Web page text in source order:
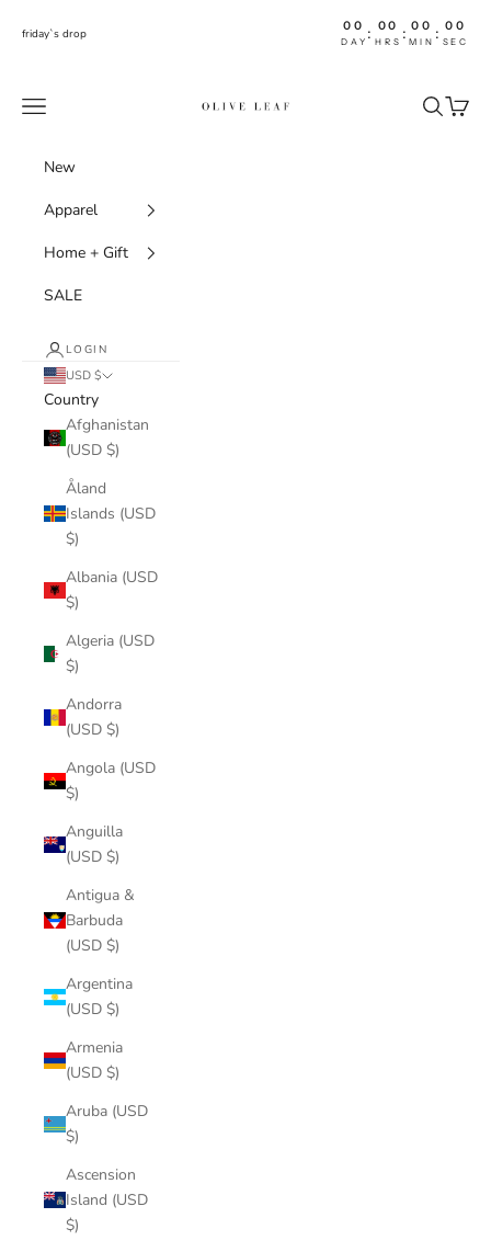
friday`s drop 00
DAY : 00
HRS : 00
MIN : 00
SEC
Navigation menu Search
Cart
New
Apparel
Home + Gift
SALE
LOGIN
USD $
Country
Afghanistan
(USD $)
Åland
Islands (USD
$)
Albania (USD
$)
Algeria (USD
$)
Andorra
(USD $)
Angola (USD
$)
Anguilla
(USD $)
Antigua &
Barbuda
(USD $)
Argentina
(USD $)
Armenia
(USD $)
Aruba (USD
$)
Ascension
Island (USD
$)